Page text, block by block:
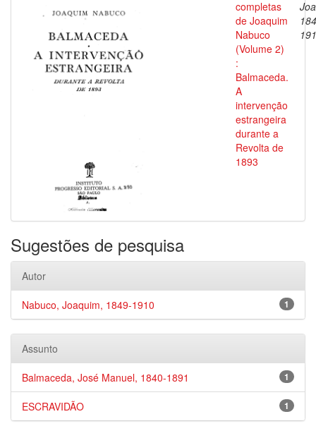
completas
de Joaquim
Nabuco
(Volume 2)
:
Balmaceda.
A
intervenção
estrangeira
durante a
Revolta de
1893
Sugestões de pesquisa
Autor
1
Nabuco, Joaquim, 1849-1910
Assunto
1
Balmaceda, José Manuel, 1840-1891
1
ESCRAVIDÃO